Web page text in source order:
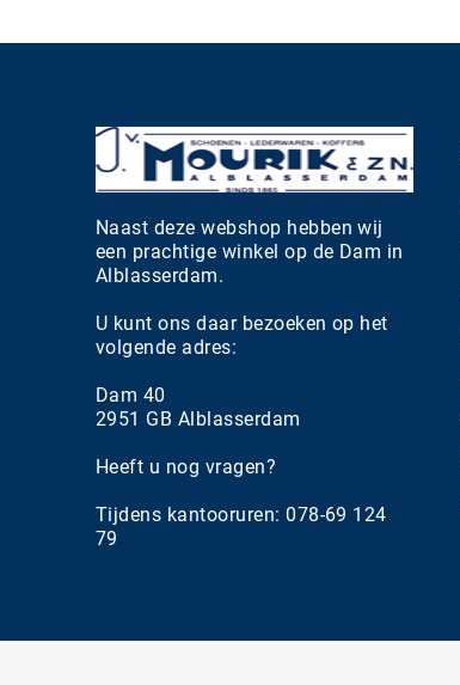
Naast deze webshop hebben wij
een prachtige winkel op de Dam in
Alblasserdam.
U kunt ons daar bezoeken op het
volgende adres:
Dam 40
2951 GB Alblasserdam
Heeft u nog vragen?
Tijdens kantooruren: 078-69 124
79